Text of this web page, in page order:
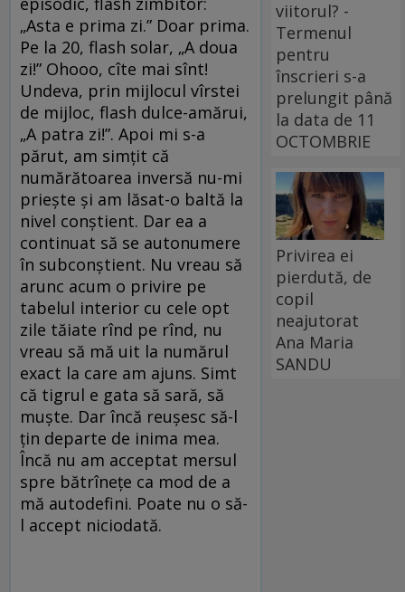
„Asta e prima zi.” Doar prima.
Pe la 20, flash solar, „A doua
zi!” Ohooo, cîte mai sînt!
Undeva, prin mijlocul vîrstei
de mijloc, flash dulce-amărui,
„A patra zi!”. Apoi mi s-a
părut, am simțit că
numărătoarea inversă nu-mi
priește și am lăsat-o baltă la
nivel conștient. Dar ea a
continuat să se autonumere
în subconștient. Nu vreau să
arunc acum o privire pe
tabelul interior cu cele opt
zile tăiate rînd pe rînd, nu
vreau să mă uit la numărul
exact la care am ajuns. Simt
că tigrul e gata să sară, să
muște. Dar încă reușesc să-l
țin departe de inima mea.
Încă nu am acceptat mersul
spre bătrînețe ca mod de a
mă autodefini. Poate nu o să-
l accept niciodată.
viitorul? -
Termenul
pentru
înscrieri s-a
prelungit până
la data de 11
OCTOMBRIE
Privirea ei
pierdută, de
copil
neajutorat
Ana Maria
SANDU